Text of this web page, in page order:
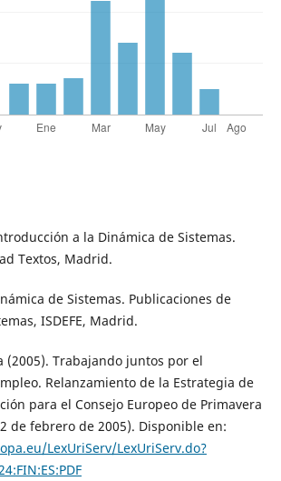
a la Dinámica de Sistemas.
Textos, Madrid.
de Sistemas. Publicaciones de
ISDEFE, Madrid.
(2005). Trabajando juntos por el
Relanzamiento de la Estrategia de
para el Consejo Europeo de Primavera
de febrero de 2005). Disponible en:
LexUriServ/LexUriServ.do?